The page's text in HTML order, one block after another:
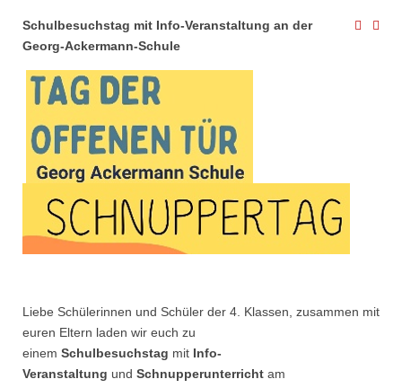
Schulbesuchstag mit Info-Veranstaltung an der
Georg-Ackermann-Schule
Liebe Schülerinnen und Schüler der 4. Klassen, zusammen mit
euren Eltern laden wir euch zu
einem Schulbesuchstag mit Info-
Veranstaltung und Schnupperunterricht am